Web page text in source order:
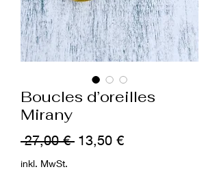
Boucles d’oreilles
Mirany
27,00 € Standardpreis
13,50 €Sale-
inkl. MwSt.